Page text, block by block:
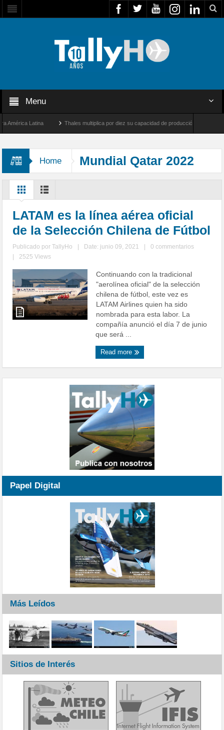
Menu
Latina Thales multiplica por diez su capacidad de producción de radares en
Home Mundial Qatar 2022
LATAM es la línea aérea oficial
de la Selección Chilena de Fútbol
Publicado porTallyHo Date: junio 09, 2021
0 commentarios
2525 Views
Continuando con la tradicional
"aerolínea oficial" de la selección
chilena de fútbol, este vez es
LATAM Airlines quien ha sido
nombrada para esta labor. La
compañía anunció el día 7 de junio
que será ...
Read more
Papel Digital
Más Leídos
Sitios de Interés